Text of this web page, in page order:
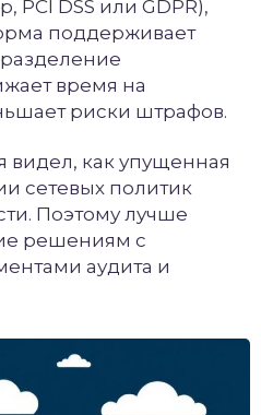
PCI DSS или GDPR),
поддерживает
время на
риски штрафов.
видел, как упущенная
сетевых политик
Поэтому лучше
решениям с
аудита и